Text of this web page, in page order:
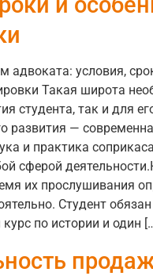
адвоката: условия,
Такая широта
студента, так и для
развития —
и практика
сферой
их прослушивания
Студент
по истории и один